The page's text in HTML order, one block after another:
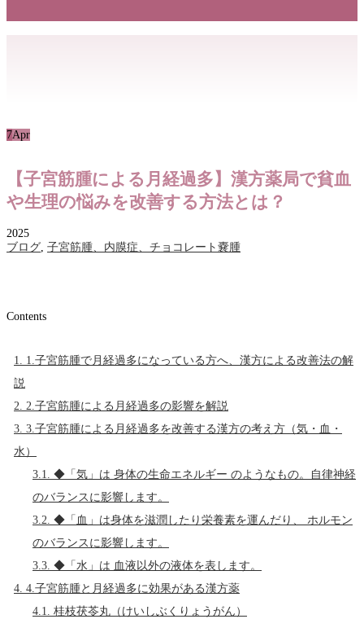
7Apr
【子宮筋腫による月経過多】漢方薬局で貧血
や生理の悩みを改善する方法とは？
2025
ブログ, 子宮筋腫、内膜症、チョコレート嚢腫
Contents
1. 1.子宮筋腫で月経過多になっている方へ、漢方による改善法の解
説
2. 2.子宮筋腫による月経過多の影響を解説
3. 3.子宮筋腫による月経過多を改善する漢方の考え方（気・血・
水）
3.1. ◆「気」は 身体の生命エネルギー のようなもの。自律神経
のバランスに影響します。
3.2. ◆「血」は身体を滋潤したり栄養素を運んだり、 ホルモン
のバランスに影響します。
3.3. ◆「水」は 血液以外の液体を表します。
4. 4.子宮筋腫と月経過多に効果がある漢方薬
4.1. 桂枝茯苓丸（けいしぶくりょうがん）